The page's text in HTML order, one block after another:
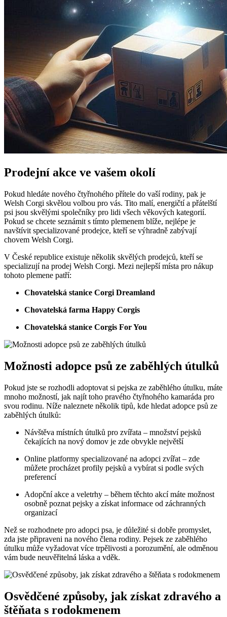
Prodejní akce ve vašem okolí
Pokud hledáte nového čtyřnohého přítele do vaší rodiny, pak je
Welsh Corgi skvělou volbou pro vás. Tito malí, energičtí a přátelští
psi jsou skvělými společníky pro lidi všech věkových kategorií.
Pokud se chcete seznámit s tímto plemenem blíže, nejlépe je
navštívit specializované prodejce, kteří se výhradně zabývají
chovem Welsh Corgi.
V České republice existuje několik skvělých prodejců, kteří se
specializují na prodej Welsh Corgi. Mezi nejlepší místa pro nákup
tohoto plemene patří:
Chovatelská stanice Corgi Dreamland
Chovatelská farma Happy Corgis
Chovatelská stanice Corgis For You
Možnosti adopce psů ze zaběhlých útulků
Pokud jste se rozhodli adoptovat si pejska ze zaběhlého útulku, máte
mnoho možností, jak najít toho pravého čtyřnohého kamaráda pro
svou rodinu. Níže naleznete několik tipů, kde hledat adopce psů ze
zaběhlých útulků:
Návštěva místních útulků pro zvířata – množství pejsků
čekajících na nový domov je zde obvykle největší
Online platformy specializované na adopci zvířat – zde
můžete procházet profily pejsků a vybírat si podle svých
preferencí
Adopční akce a veletrhy – během těchto akcí máte možnost
osobně poznat pejsky a získat informace od záchranných
organizací
Než se rozhodnete pro adopci psa, je důležité si dobře promyslet,
zda jste připraveni na nového člena rodiny. Pejsek ze zaběhlého
útulku může vyžadovat více trpělivosti a porozumění, ale odměnou
vám bude neuvěřitelná láska a vděk.
Osvědčené způsoby, jak získat zdravého a
štěňata s rodokmenem